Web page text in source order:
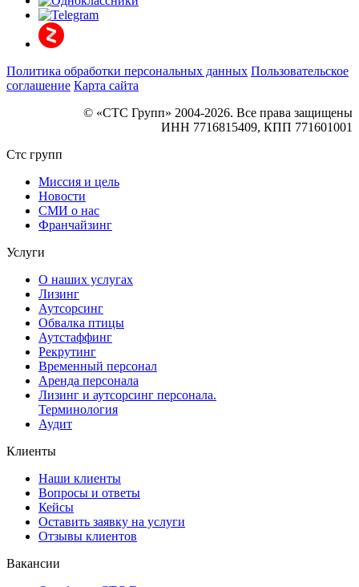
Политика обработки персональных данных Пользовательское
соглашение Карта сайта
© «СТС Групп» 2004-2026. Все права защищены
ИНН 7716815409, КПП 771601001
Стс групп
Миссия и цель
Новости
СМИ о нас
Франчайзинг
Услуги
О наших услугах
Лизинг
Аутсорсинг
Обвалка птицы
Аутстаффинг
Рекрутинг
Временный персонал
Аренда персонала
Лизинг и аутсорсинг персонала.
Терминология
Аудит
Клиенты
Наши клиенты
Вопросы и ответы
Кейсы
Оставить заявку на услуги
Отзывы клиентов
Вакансии